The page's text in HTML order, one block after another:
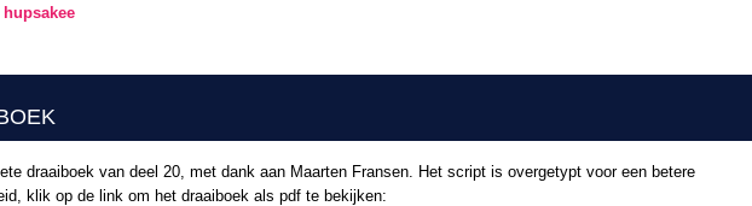
draaiboek van deel 20, met dank aan Maarten Fransen. Het script is overgetypt voor een betere
klik op de link om het draaiboek als pdf te bekijken: